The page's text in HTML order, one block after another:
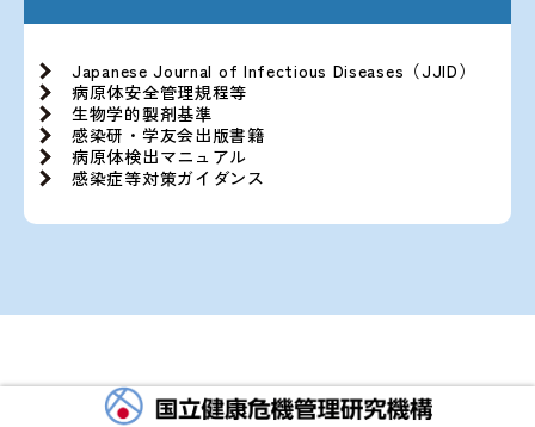
Japanese Journal of Infectious Diseases（JJID）
病原体安全管理規程等
生物学的製剤基準
感染研・学友会出版書籍
病原体検出マニュアル
感染症等対策ガイダンス